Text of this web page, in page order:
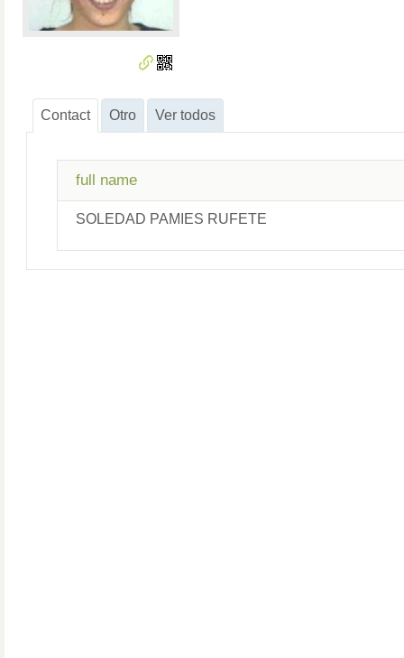
Contact Otro Ver todos
full name
SOLEDAD PAMIES RUFETE